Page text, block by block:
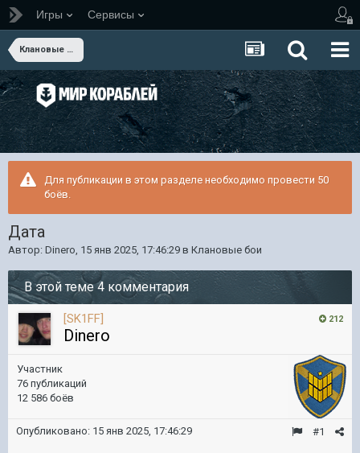
Игры Сервисы
Клановые бои
Для публикации в этом разделе необходимо провести 50
боёв.
Дата
Автор: Dinero, 15 янв 2025, 17:46:29 в Клановые бои
В этой теме 4 комментария
212
[SK1FF]
Dinero
Участник
76 публикаций
12 586 боёв
#1
Опубликовано: 15 янв 2025, 17:46:29